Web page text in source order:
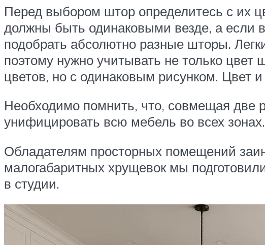
Перед выбором штор определитесь с их
должны быть одинаковыми везде, а если
подобрать абсолютно разные шторы.
поэтому нужно учитывать не только цвет
цветов, но с одинаковым рисунком. Цвет
Необходимо помнить, что, совмещая две
унифицировать всю мебель во всех зонах.
Обладателям просторных помещений
малогабаритных хрущевок мы
в студии.